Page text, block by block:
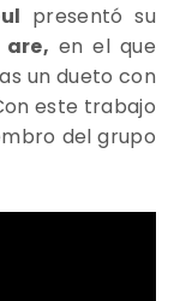
presentó su
en el que
un dueto con
este trabajo
del grupo